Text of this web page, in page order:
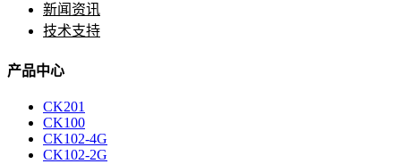
新闻资讯
技术支持
产品中心
CK201
CK100
CK102-4G
CK102-2G